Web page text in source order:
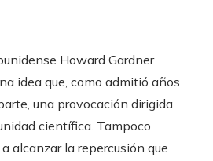
Howard Gardner
idea que, como admitió años
una provocación dirigida
científica. Tampoco
alcanzar la repercusión que